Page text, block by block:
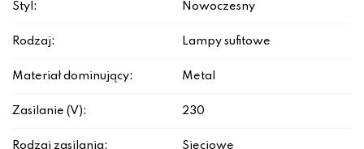
Styl: Nowoczesny
Rodzaj: Lampy sufitowe
Materiał dominujący: Metal
Zasilanie (V): 230
Rodzaj zasilania: Sieciowe